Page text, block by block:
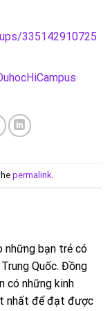
335142910725
permalink
những bạn trẻ có
Quốc. Đồng
có những kinh
nhất để đạt được